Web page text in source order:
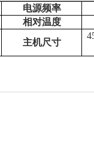
电源频率
相对温度
主机尺寸